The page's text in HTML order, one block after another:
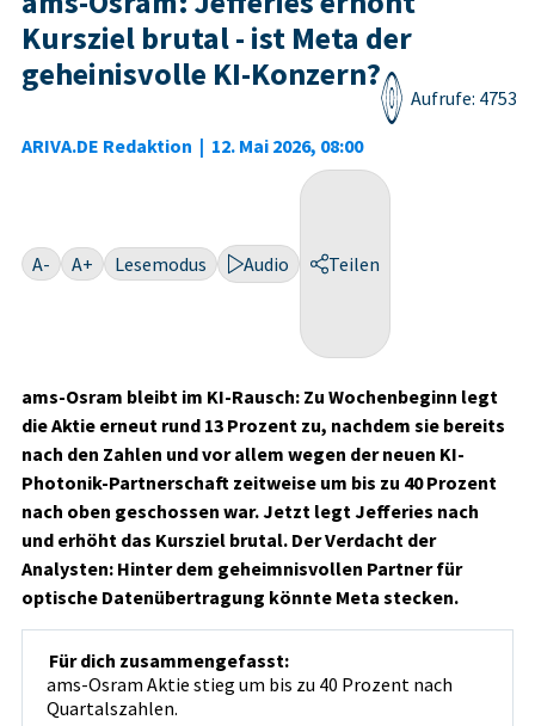
Kursziel brutal - ist Meta der
geheinisvolle KI-Konzern?
ARIVA.DE Redaktion | 12. Mai 2026, 08:00
Aufrufe: 4753
A- A+ Lesemodus Audio Teilen
ams-Osram bleibt im KI-Rausch: Zu Wochenbeginn legt
die Aktie erneut rund 13 Prozent zu, nachdem sie bereits
nach den Zahlen und vor allem wegen der neuen KI-
Photonik-Partnerschaft zeitweise um bis zu 40 Prozent
nach oben geschossen war. Jetzt legt Jefferies nach
und erhöht das Kursziel brutal. Der Verdacht der
Analysten: Hinter dem geheimnisvollen Partner für
optische Datenübertragung könnte Meta stecken.
Für dich zusammengefasst:
ams-Osram Aktie stieg um bis zu 40 Prozent nach
Quartalszahlen.